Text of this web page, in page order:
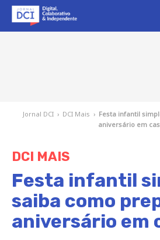
Jornal DCI › DCI Mais › Festa infantil
aniversário em
DCI MAIS
Festa infantil
saiba como
aniversário em